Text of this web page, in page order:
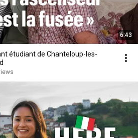
6:43
étudiant de Chanteloup-les-